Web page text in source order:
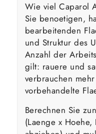
Wie viel Caparol
Sie benoetigen,
bearbeitenden
und Struktur des
Anzahl der
gilt: rauere und
verbrauchen
vorbehandelte
Berechnen Sie
(Laenge x Hoehe,